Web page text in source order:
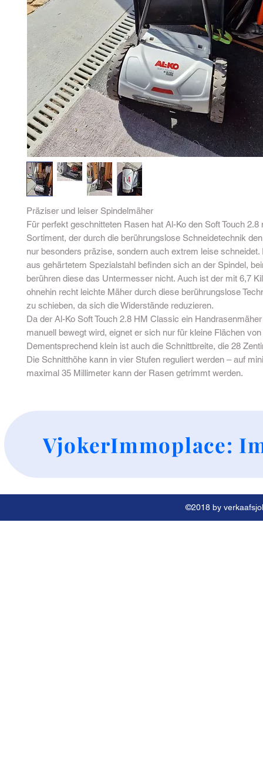
Prä­zi­ser und lei­ser Spin­del­mä­her
Für perfekt geschnitteten Rasen hat Al-Ko den Soft Touch 2.8
Sortiment, der durch die berührungslose Schneidetechnik
nur besonders präzise, sondern auch extrem leise schneidet.
aus gehärtetem Spezialstahl befinden sich an der Spindel,
berühren diese das Untermesser nicht. Auch ist der mit 6,7
ohnehin recht leichte Mäher durch diese berührungslose
zu schieben, da sich die Widerstände reduzieren.
Da der Al-Ko Soft Touch 2.8 HM Classic ein
manuell bewegt wird, eignet er sich nur für kleine Flächen
Dementsprechend klein ist auch die Schnittbreite, die 28
Die Schnitthöhe kann in vier Stufen reguliert werden – auf
maximal 35 Millimeter kann der Rasen getrimmt werden.
VjokerImmoplace:
©2018 by